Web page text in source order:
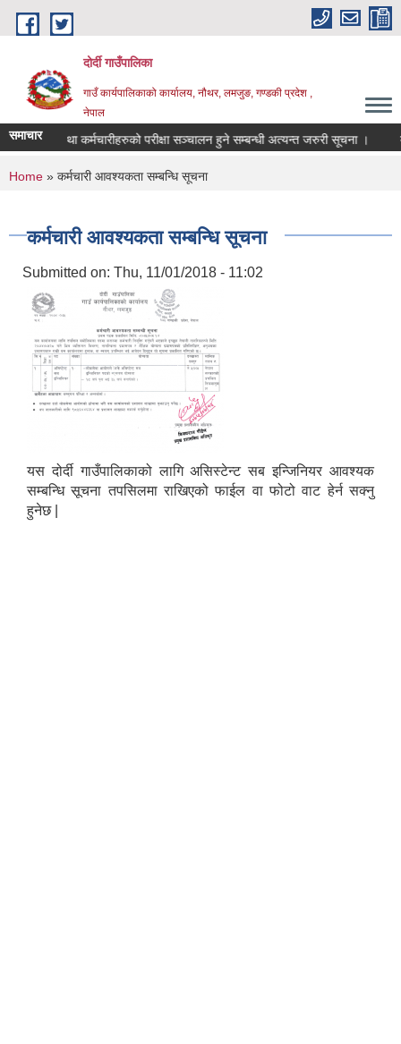
Skip to main content
दोर्दी गाउँपालिका
गाउँ कार्यपालिकाको कार्यालय, नौथर, लमजुङ, गण्डकी प्रदेश ,
नेपाल
समाचार
शिक्षक तथा कर्मचारीहरुको परीक्षा सञ्चालन हुने सम्बन्धी अत्यन्त जरुरी सूचना ।
You are here
Home » कर्मचारी आवश्यकता सम्बन्धि सूचना
कर्मचारी आवश्यकता सम्बन्धि सूचना
Submitted on: Thu, 11/01/2018 - 11:02
यस दोर्दी गाउँपालिकाको लागि असिस्टेन्ट सब इन्जिनियर आवश्यक
सम्बन्धि सूचना तपसिलमा राखिएको फाईल वा फोटो वाट हेर्न सक्नु
हुनेछ |